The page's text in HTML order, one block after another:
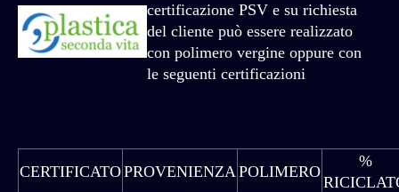
certificazione PSV e su richiesta
del cliente può essere realizzato
con polimero vergine oppure con
le seguenti certificazioni
CERTIFICATOPROVENIENZAPOLIMERO
%